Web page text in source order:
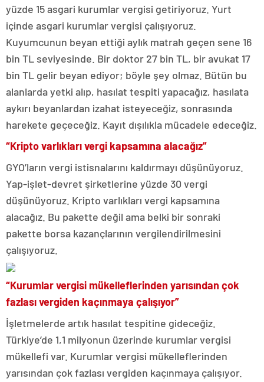
yüzde 15 asgari kurumlar vergisi getiriyoruz. Yurt
içinde asgari kurumlar vergisi çalışıyoruz.
Kuyumcunun beyan ettiği aylık matrah geçen sene 16
bin TL seviyesinde. Bir doktor 27 bin TL, bir avukat 17
bin TL gelir beyan ediyor; böyle şey olmaz. Bütün bu
alanlarda yetki alıp, hasılat tespiti yapacağız, hasılata
aykırı beyanlardan izahat isteyeceğiz, sonrasında
harekete geçeceğiz. Kayıt dışılıkla mücadele edeceğiz.
“Kripto varlıkları vergi kapsamına alacağız”
GYO’ların vergi istisnalarını kaldırmayı düşünüyoruz.
Yap-işlet-devret şirketlerine yüzde 30 vergi
düşünüyoruz. Kripto varlıkları vergi kapsamına
alacağız. Bu pakette değil ama belki bir sonraki
pakette borsa kazançlarının vergilendirilmesini
çalışıyoruz.
“Kurumlar vergisi mükelleflerinden yarısından çok
fazlası vergiden kaçınmaya çalışıyor”
İşletmelerde artık hasılat tespitine gideceğiz.
Türkiye’de 1,1 milyonun üzerinde kurumlar vergisi
mükellefi var. Kurumlar vergisi mükelleflerinden
yarısından çok fazlası vergiden kaçınmaya çalışıyor.